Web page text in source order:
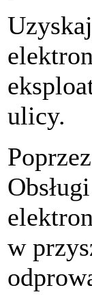
ulicy.
w